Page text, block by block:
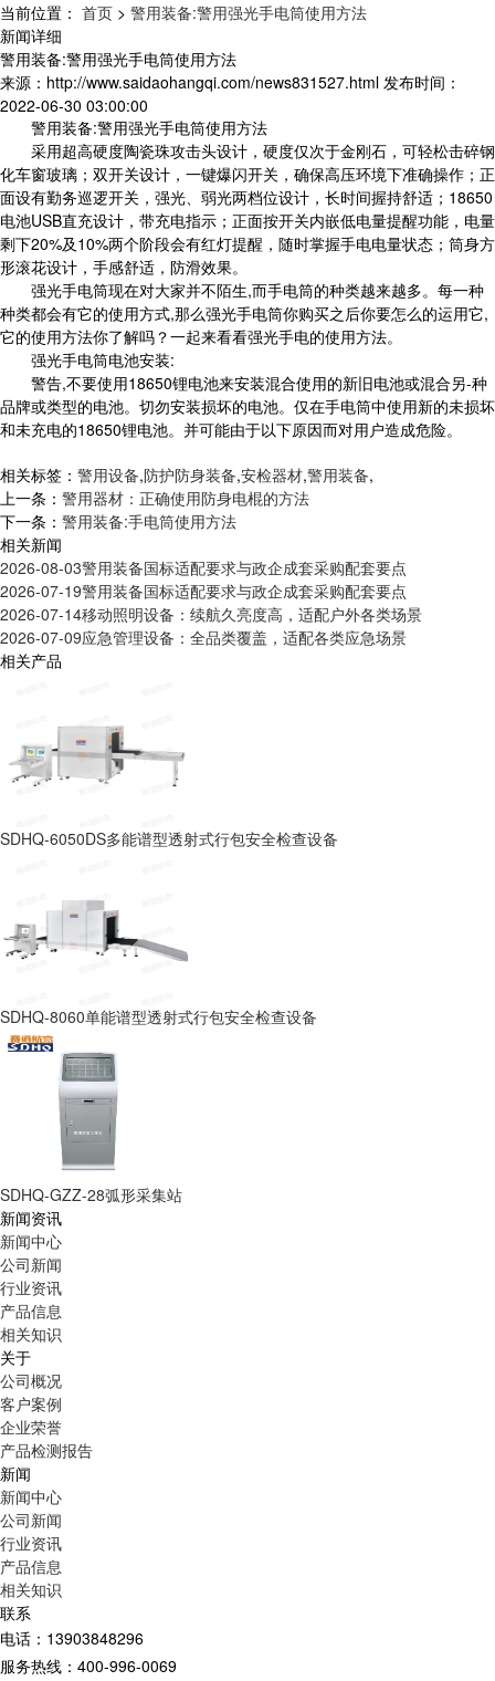
当前位置： 首页 > 警用装备:警用强光手电筒使用方法
新闻详细
警用装备:警用强光手电筒使用方法
来源： http://www.saidaohangqi.com/news831527.html 发布时间：
2022-06-30 03:00:00
警用装备:警用强光手电筒使用方法
采用超高硬度陶瓷珠攻击头设计，硬度仅次于金刚石，可轻松击碎钢
化车窗玻璃；双开关设计，一键爆闪开关，确保高压环境下准确操作；正
面设有勤务巡逻开关，强光、弱光两档位设计，长时间握持舒适；18650
电池USB直充设计，带充电指示；正面按开关内嵌低电量提醒功能，电量
剩下20%及10%两个阶段会有红灯提醒，随时掌握手电电量状态；筒身方
形滚花设计，手感舒适，防滑效果。
强光手电筒现在对大家并不陌生,而手电筒的种类越来越多。每一种
种类都会有它的使用方式,那么强光手电筒你购买之后你要怎么的运用它,
它的使用方法你了解吗？一起来看看强光手电的使用方法。
强光手电筒电池安装:
警告,不要使用18650锂电池来安装混合使用的新旧电池或混合另-种
品牌或类型的电池。切勿安装损坏的电池。仅在手电筒中使用新的未损坏
和未充电的18650锂电池。并可能由于以下原因而对用户造成危险。
相关标签： 警用设备,防护防身装备,安检器材,警用装备,
上一条： 警用器材：正确使用防身电棍的方法
下一条： 警用装备:手电筒使用方法
相关新闻
2026-08-03警用装备国标适配要求与政企成套采购配套要点
2026-07-19警用装备国标适配要求与政企成套采购配套要点
2026-07-14移动照明设备：续航久亮度高，适配户外各类场景
2026-07-09应急管理设备：全品类覆盖，适配各类应急场景
相关产品
SDHQ-6050DS多能谱型透射式行包安全检查设备
SDHQ-8060单能谱型透射式行包安全检查设备
SDHQ-GZZ-28弧形采集站
新闻资讯
新闻中心
公司新闻
行业资讯
产品信息
相关知识
关于
公司概况
客户案例
企业荣誉
产品检测报告
新闻
新闻中心
公司新闻
行业资讯
产品信息
相关知识
联系
电话：13903848296
服务热线：400-996-0069